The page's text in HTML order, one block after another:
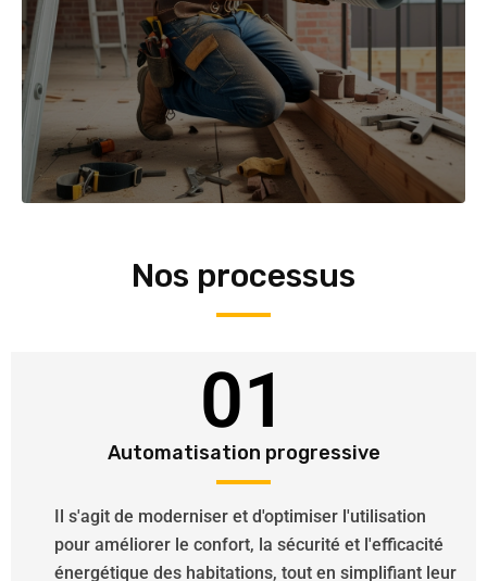
Nos processus
01
Automatisation progressive
Il s'agit de moderniser et d'optimiser l'utilisation
pour améliorer le confort, la sécurité et l'efficacité
énergétique des habitations, tout en simplifiant leur